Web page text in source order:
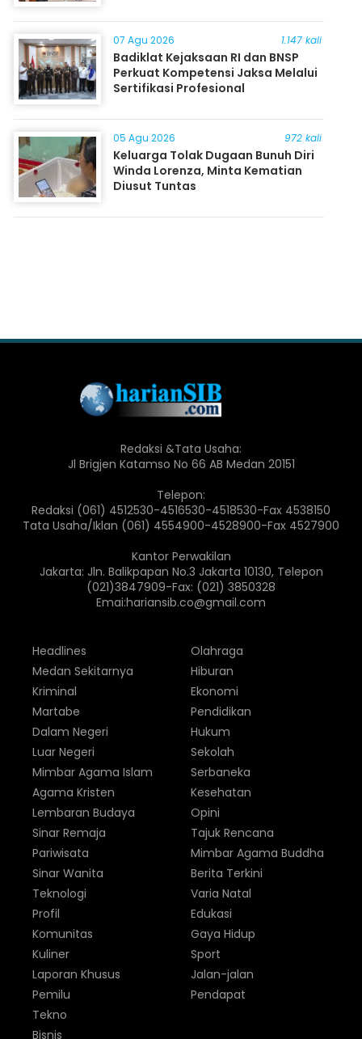
07 Agu 2026 1.147 kali
Badiklat Kejaksaan RI dan BNSP
Perkuat Kompetensi Jaksa Melalui
Sertifikasi Profesional
05 Agu 2026 972 kali
Keluarga Tolak Dugaan Bunuh Diri
Winda Lorenza, Minta Kematian
Diusut Tuntas
Redaksi &Tata Usaha:
Jl Brigjen Katamso No 66 AB Medan 20151
Telepon:
Redaksi (061) 4512530-4516530-4518530-Fax 4538150
Tata Usaha/Iklan (061) 4554900-4528900-Fax 4527900
Kantor Perwakilan
Jakarta: Jln. Balikpapan No.3 Jakarta 10130, Telepon
(021)3847909-Fax: (021) 3850328
Emai:hariansib.co@gmail.com
Headlines
Medan Sekitarnya
Kriminal
Martabe
Dalam Negeri
Luar Negeri
Olahraga
Hiburan
Ekonomi
Pendidikan
Hukum
Sekolah
Mimbar Agama Islam
Agama Kristen
Lembaran Budaya
Sinar Remaja
Pariwisata
Sinar Wanita
Serbaneka
Kesehatan
Opini
Tajuk Rencana
Mimbar Agama Buddha
Berita Terkini
Teknologi
Profil
Komunitas
Kuliner
Laporan Khusus
Pemilu
Varia Natal
Edukasi
Gaya Hidup
Sport
Jalan-jalan
Pendapat
Tekno
Bisnis